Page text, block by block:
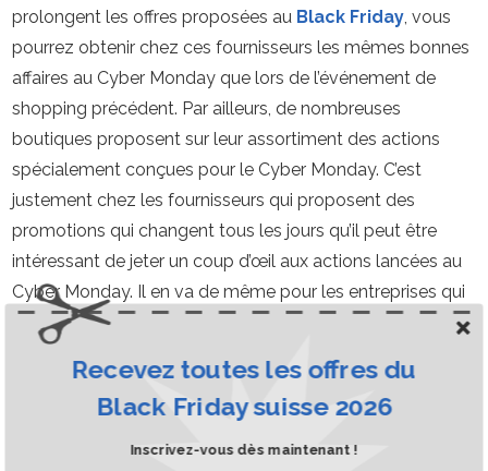
prolongent les offres proposées au Black Friday , vous
pourrez obtenir chez ces fournisseurs les mêmes bonnes
affaires au Cyber Monday que lors de l’événement de
shopping précédent. Par ailleurs, de nombreuses
boutiques proposent sur leur assortiment des actions
spécialement conçues pour le Cyber Monday. C’est
justement chez les fournisseurs qui proposent des
promotions qui changent tous les jours qu’il peut être
intéressant de jeter un coup d’œil aux actions lancées au
Cyber Monday. Il en va de même pour les entreprises qui
offrent des réductions individuelles sur certains produits. Il
Cyber Monday, des produits à des prix inférieurs qui ne
vous étaient pas proposés lors du Black Friday.
Recevez toutes les offres du
Black Friday suisse 2026
Inscrivez-vous dès maintenant !